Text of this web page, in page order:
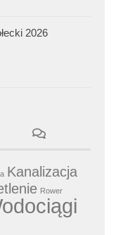
2026
Kanalizacja
Rower